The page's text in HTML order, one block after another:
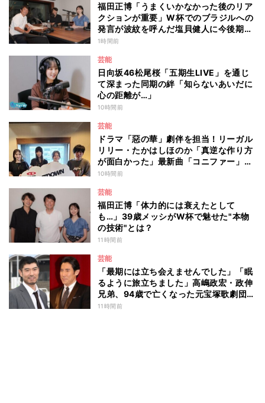
福田正博「うまくいかなかった後のリア
クションが重要」W杯でのブラジルへの
発言が波紋を呼んだ塩貝健人に今後期待
することは？
1時間前
芸能
日向坂46松尾桜「五期生LIVE」を通じ
て深まった同期の絆「知らないあいだに
心の距離が…」
10時間前
芸能
ドラマ「惡の華」劇伴を担当！リーガル
リリー・たかはしほのか「真逆な作り方
が面白かった」最新曲「コニファー」制
作秘話も
10時間前
芸能
福田正博「体力的には衰えたとして
も…」39歳メッシがW杯で魅せた"本物
の技術"とは？
11時間前
芸能
「最期には立ち会えませんでした」「眠
るように旅立ちました」高嶋政宏・政伸
兄弟、94歳で亡くなった元宝塚歌劇団ト
ップスターの母・寿美花代を追悼 ここ
11時間前